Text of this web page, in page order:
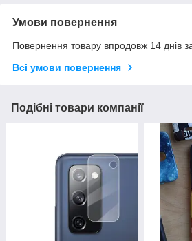
Умови повернення
Повернення товару впродовж 14 днів
Всі умови повернення
Подібні товари компанії